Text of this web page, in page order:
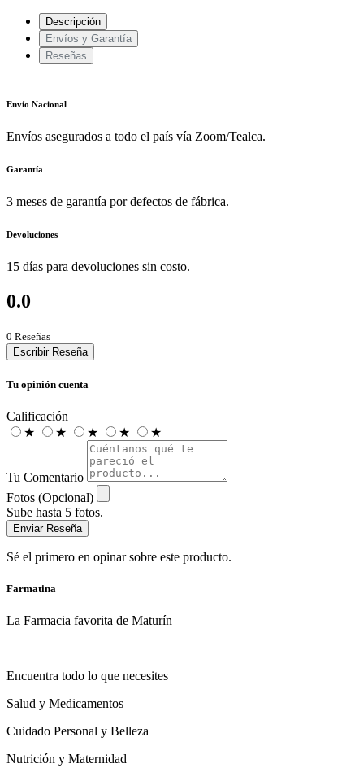
Descripción
Envíos y Garantía
Reseñas
Envío Nacional
Envíos asegurados a todo el país vía Zoom/Tealca.
Garantía
3 meses de garantía por defectos de fábrica.
Devoluciones
15 días para devoluciones sin costo.
0.0
0 Reseñas
Escribir Reseña
Tu opinión cuenta
Calificación
★
★ ★ ★ ★
Tu Comentario
Fotos (Opcional)
Sube hasta 5 fotos.
Enviar Reseña
Sé el primero en opinar sobre este producto.
Farmatina
La Farmacia favorita de Maturín
Encuentra todo lo que necesites
Salud y Medicamentos
Cuidado Personal y Belleza
Nutrición y Maternidad